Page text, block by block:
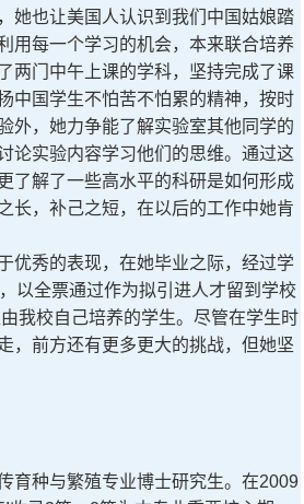
她也让美国人认识到我们中国姑娘踏
用每一个学习的机会，本来联合培养
两门中午上课的学科，坚持完成了课
中国学生不怕苦不怕累的精神，按时
外，她力争能了解实验室其他同学的
论实验内容学习他们的思维。通过这
了解了一些高水平的科研是如何形成
长，补己之短，在以后的工作中她肯
秀的表现，在她毕业之际，经过学
以全票通过作为拟引进人才留到学校
我校自己培养的学生。尽管在学生时
，前方还有更多更大的挑战，但她坚
种与繁殖专业博士研究生。在2009